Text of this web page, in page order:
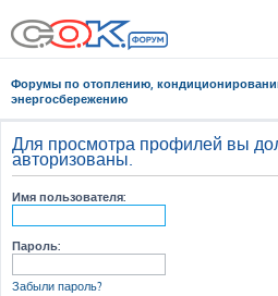
Форумы по отоплению,
энергосбережению
Для просмотра профилей вы
авторизованы.
Имя пользователя:
Пароль:
Забыли пароль?